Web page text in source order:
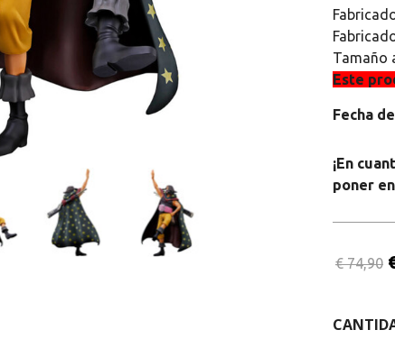
Tamaño
Este
Fecha
¡En
poner
€ 74,90